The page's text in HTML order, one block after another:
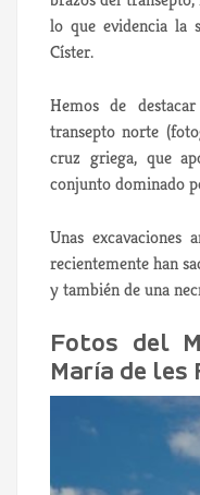
lo que evidencia la
Císter.
Hemos de
transepto norte
cruz griega, que
conjunto dominado
Unas excavaciones
recientemente han
y también de una
Fotos del
María de les